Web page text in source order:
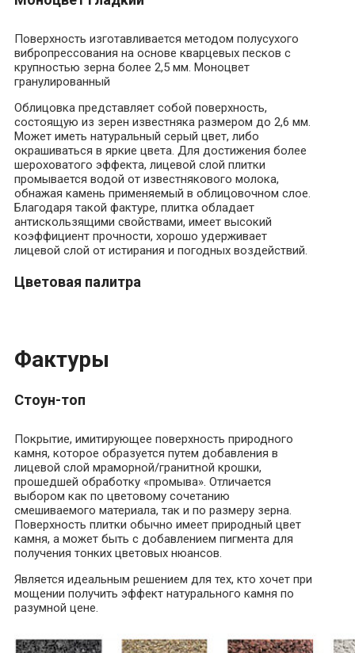
Поверхность изготавливается методом полусухого
вибропрессования на основе кварцевых песков с
крупностью зерна более 2,5 мм. Моноцвет
гранулированный
Облицовка представляет собой поверхность,
состоящую из зерен известняка размером до 2,6 мм.
Может иметь натуральный серый цвет, либо
окрашиваться в яркие цвета. Для достижения более
шероховатого эффекта, лицевой слой плитки
промывается водой от известнякового молока,
обнажая камень применяемый в облицовочном слое.
Благодаря такой фактуре, плитка обладает
антискользящими свойствами, имеет высокий
коэффициент прочности, хорошо удерживает
лицевой слой от истирания и погодных воздействий.
Цветовая палитра
Фактуры
Стоун-топ
Покрытие, имитирующее поверхность природного
камня, которое образуется путем добавления в
лицевой слой мраморной/гранитной крошки,
прошедшей обработку «промыва». Отличается
выбором как по цветовому сочетанию
смешиваемого материала, так и по размеру зерна.
Поверхность плитки обычно имеет природный цвет
камня, а может быть с добавлением пигмента для
получения тонких цветовых нюансов.
Является идеальным решением для тех, кто хочет при
мощении получить эффект натурального камня по
разумной цене.